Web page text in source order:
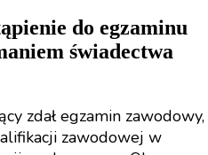
do egzaminu
świadectwa
zdał egzamin zawodowy,
zawodowej w